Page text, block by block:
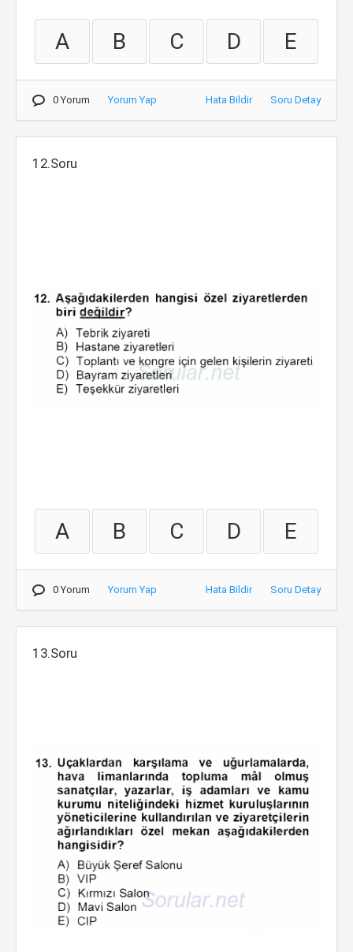
A B C D E
0 Yorum Yorum Yap Hata Bildir Soru Detay
12.Soru
A B C D E
0 Yorum Yorum Yap Hata Bildir Soru Detay
13.Soru